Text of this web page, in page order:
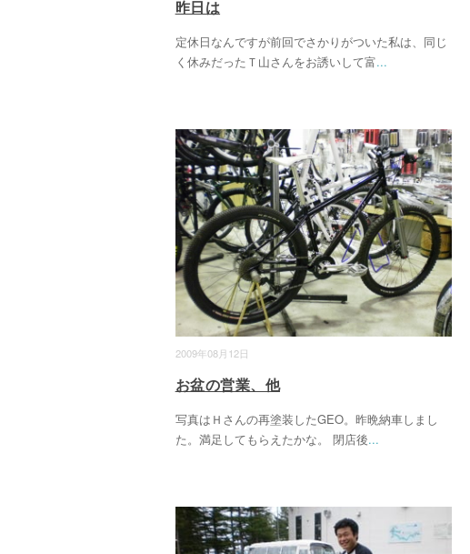
昨日は
定休日なんですが前回でさかりがついた私は、同じ
く休みだったＴ山さんをお誘いして富...
2009年08月12日
お盆の営業、他
写真はＨさんの再塗装したGEO。昨晩納車しまし
た。満足してもらえたかな。 閉店後...